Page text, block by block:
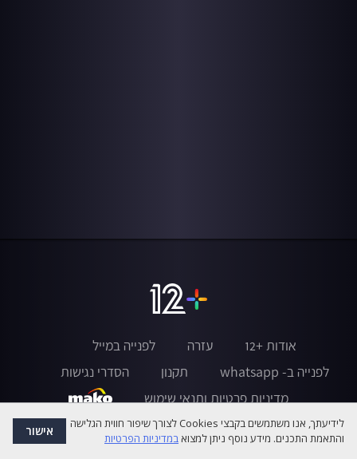
אודות +12 עזרה
לפנייה במייל
לפנייה ב- whatsapp
תקנון
הסדרי נגישות
מדיניות פרטיות ותנאי שימוש
לידיעתך, אנו משתמשים בקבצי Cookies לצורך שיפור חווית הגלישה
והתאמת התכנים. מידע נוסף ניתן למצואבמדיניות הפרטיות אישור